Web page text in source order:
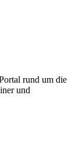
rund um die
und